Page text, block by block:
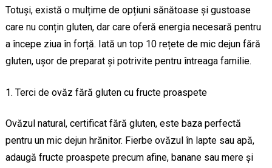
Totuși, există o mulțime de opțiuni sănătoase și gustoase
care nu conțin gluten, dar care oferă energia necesară pentru
a începe ziua în forță. Iată un top 10 rețete de mic dejun fără
gluten, ușor de preparat și potrivite pentru întreaga familie.
Terci de ovăz fără gluten cu fructe proaspete
Ovăzul natural, certificat fără gluten, este baza perfectă
pentru un mic dejun hrănitor. Fierbe ovăzul în lapte sau apă,
adaugă fructe proaspete precum afine, banane sau mere și